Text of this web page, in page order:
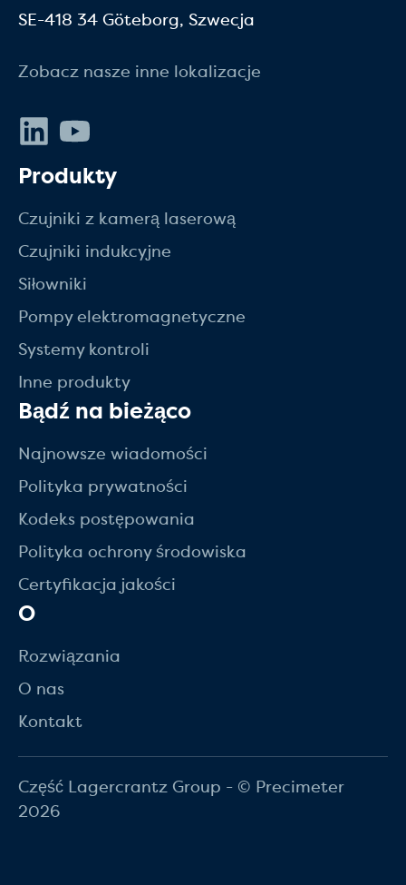
SE-418 34 Göteborg, Szwecja
Zobacz nasze inne lokalizacje
LinkedIn
Produkty
Czujniki z kamerą laserową
Czujniki indukcyjne
Siłowniki
Pompy elektromagnetyczne
Systemy kontroli
Inne produkty
Bądź na bieżąco
Najnowsze wiadomości
Polityka prywatności
Kodeks postępowania
Polityka ochrony środowiska
Certyfikacja jakości
O
Rozwiązania
O nas
Kontakt
Część Lagercrantz Group - © Precimeter
2026